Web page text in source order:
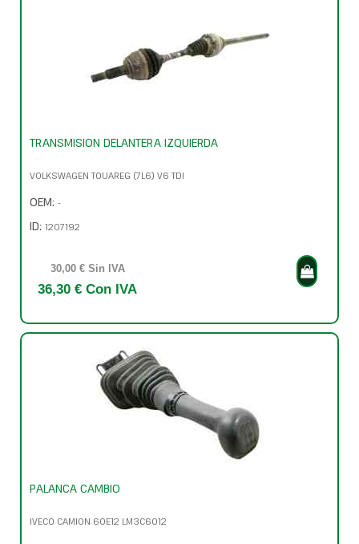
TRANSMISION DELANTERA IZQUIERDA
VOLKSWAGEN TOUAREG (7L6) V6 TDI
OEM: -
ID: 1207192
30,00 € Sin IVA
36,30 € Con IVA
PALANCA CAMBIO
IVECO CAMION 60E12 LM3C6012